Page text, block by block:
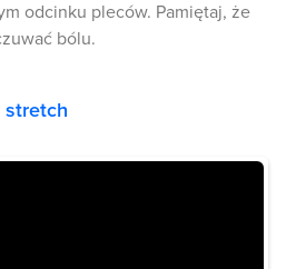
odcinku pleców. Pamiętaj, że
bólu.
stretch